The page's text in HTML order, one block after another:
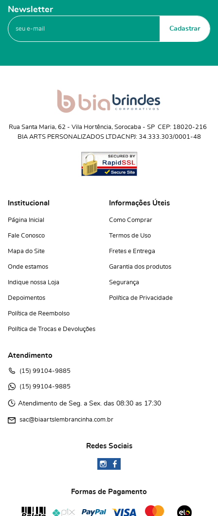
Newsletter
Cadastrar
Rua Santa Maria, 62 - Vila Hortência, Sorocaba - SP CEP: 18020-216
BIA ARTS PERSONALIZADOS LTDACNPJ: 34.333.303/0001-48
Institucional
Página Inicial
Fale Conosco
Mapa do Site
Onde estamos
Indique nossa Loja
Depoimentos
Política de Reembolso
Política de Trocas e Devoluções
Informações Úteis
Como Comprar
Termos de Uso
Fretes e Entrega
Garantia dos produtos
Segurança
Política de Privacidade
Atendimento
(15) 99104-9885
(15) 99104-9885
Atendimento de Seg. a Sex. das 08:30 as 17:30
sac@biaartslembrancinha.com.br
Redes Sociais
Formas de Pagamento